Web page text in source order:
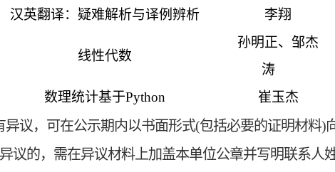
汉英翻译：疑难解析与译例辨析 李翔
线性代数
孙明正、邹杰
涛
数理统计基于Python 崔玉杰
议，可在公示期内以书面形式(包括必要的证明材料)
议的，需在异议材料上加盖本单位公章并写明联系人